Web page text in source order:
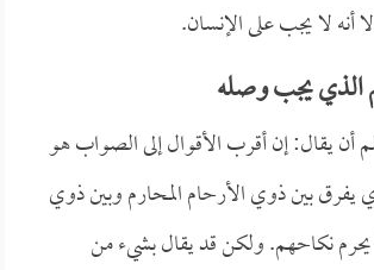
أنه لا يجب على الإنسان.
الذي يجب وصله
أن يقال: إن أقرب الأقوال إلى الصواب هو
يفرق بين ذوي الأرحام المحارم وبين ذوي
يحرم نكاحهم. ولكن قد يقال بشيء من